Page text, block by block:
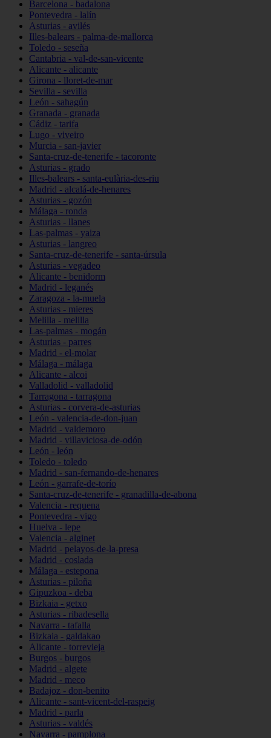
Barcelona - badalona
Pontevedra - lalín
Asturias - avilés
Illes-balears - palma-de-mallorca
Toledo - seseña
Cantabria - val-de-san-vicente
Alicante - alicante
Girona - lloret-de-mar
Sevilla - sevilla
León - sahagún
Granada - granada
Cádiz - tarifa
Lugo - viveiro
Murcia - san-javier
Santa-cruz-de-tenerife - tacoronte
Asturias - grado
Illes-balears - santa-eulària-des-riu
Madrid - alcalá-de-henares
Asturias - gozón
Málaga - ronda
Asturias - llanes
Las-palmas - yaiza
Asturias - langreo
Santa-cruz-de-tenerife - santa-úrsula
Asturias - vegadeo
Alicante - benidorm
Madrid - leganés
Zaragoza - la-muela
Asturias - mieres
Melilla - melilla
Las-palmas - mogán
Asturias - parres
Madrid - el-molar
Málaga - málaga
Alicante - alcoi
Valladolid - valladolid
Tarragona - tarragona
Asturias - corvera-de-asturias
León - valencia-de-don-juan
Madrid - valdemoro
Madrid - villaviciosa-de-odón
León - león
Toledo - toledo
Madrid - san-fernando-de-henares
León - garrafe-de-torío
Santa-cruz-de-tenerife - granadilla-de-abona
Valencia - requena
Pontevedra - vigo
Huelva - lepe
Valencia - alginet
Madrid - pelayos-de-la-presa
Madrid - coslada
Málaga - estepona
Asturias - piloña
Gipuzkoa - deba
Bizkaia - getxo
Asturias - ribadesella
Navarra - tafalla
Bizkaia - galdakao
Alicante - torrevieja
Burgos - burgos
Madrid - algete
Madrid - meco
Badajoz - don-benito
Alicante - sant-vicent-del-raspeig
Madrid - parla
Asturias - valdés
Navarra - pamplona